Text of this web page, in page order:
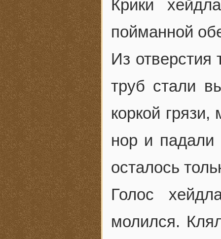
Крики
пойманной
Из отверстия
труб стали
коркой
нор и падали
осталось
Голос
молился.